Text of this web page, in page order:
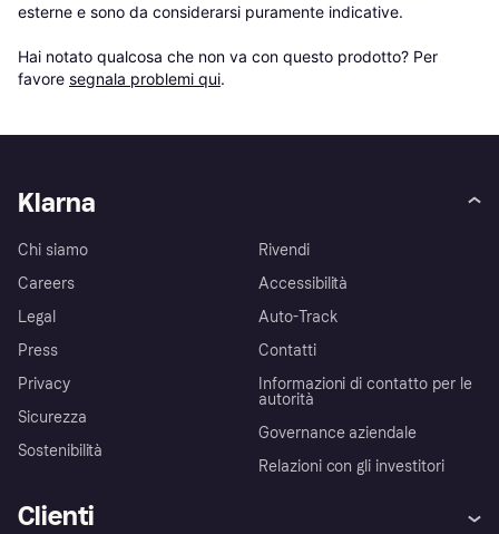
esterne e sono da considerarsi puramente indicative.
Hai notato qualcosa che non va con questo prodotto? Per
favore segnala problemi qui.
Klarna
Chi siamo
Careers
Legal
Press
Privacy
Sicurezza
Sostenibilità
Rivendi
Accessibilità
Auto-Track
Contatti
Informazioni di contatto per le
autorità
Governance aziendale
Relazioni con gli investitori
Clienti